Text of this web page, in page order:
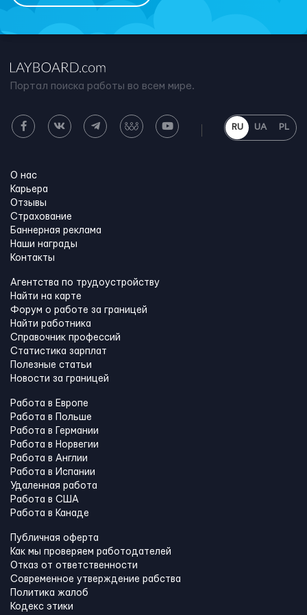
Портал поиска работы во всем мире.
RU UA PL
О нас
Карьера
Отзывы
Страхование
Баннерная реклама
Наши награды
Контакты
Агентства по трудоустройству
Найти на карте
Форум о работе за границей
Найти работника
Справочник профессий
Статистика зарплат
Полезные статьи
Новости за границей
Работа в Европе
Работа в Польше
Работа в Германии
Работа в Норвегии
Работа в Англии
Работа в Испании
Удаленная работа
Работа в США
Работа в Канадe
Публичная оферта
Как мы проверяем работодателей
Отказ от ответственности
Современное утверждение рабства
Политика жалоб
Кодекс этики